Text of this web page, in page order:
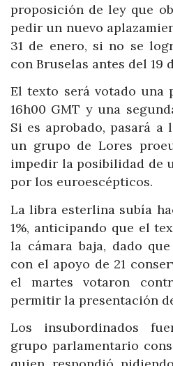
proposición de ley que
pedir un nuevo
31 de enero, si no se
con Bruselas antes del 19
El texto será votado una
16h00 GMT y una
Si es aprobado, pasará a
un grupo de Lores
impedir la posibilidad de
por los euroescépticos.
La libra esterlina subía
1%, anticipando que el
la cámara baja, dado
con el apoyo de 21
el martes votaron
permitir la presentación
Los insubordinados
grupo parlamentario